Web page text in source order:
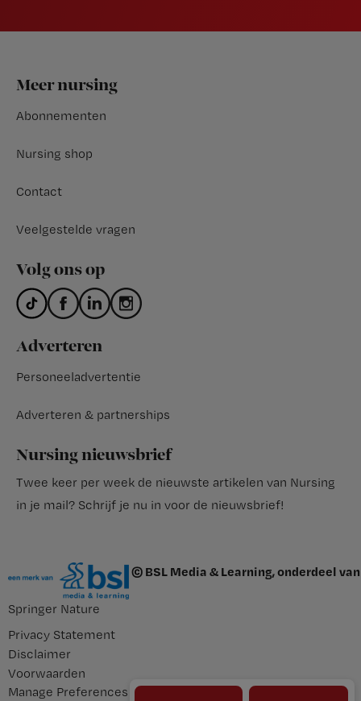
Footer
Meer nursing
Abonnementen
Nursing shop
Contact
Veelgestelde vragen
Volg ons op
Adverteren
Personeeladvertentie
Adverteren & partnerships
Nursing nieuwsbrief
Twee keer per week de nieuwste artikelen van Nursing
in je mail? Schrijf je nu in voor de nieuwsbrief!
© BSL Media & Learning, onderdeel van
Springer Nature
Privacy Statement
Disclaimer
Voorwaarden
Manage Preferences